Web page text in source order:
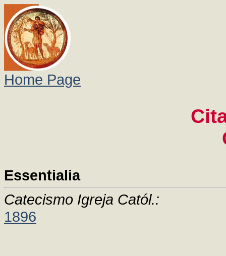
Home Page
Essentialia
Catecismo Igreja Catól.:
1896